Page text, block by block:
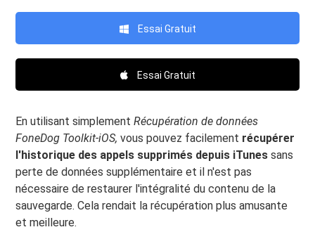
Essai Gratuit
Essai Gratuit
En utilisant simplementRécupération de données
FoneDog Toolkit-iOS, vous pouvez facilement récupérer
l'historique des appels supprimés depuis iTunes sans
perte de données supplémentaire et il n'est pas
nécessaire de restaurer l'intégralité du contenu de la
sauvegarde. Cela rendait la récupération plus amusante
et meilleure.